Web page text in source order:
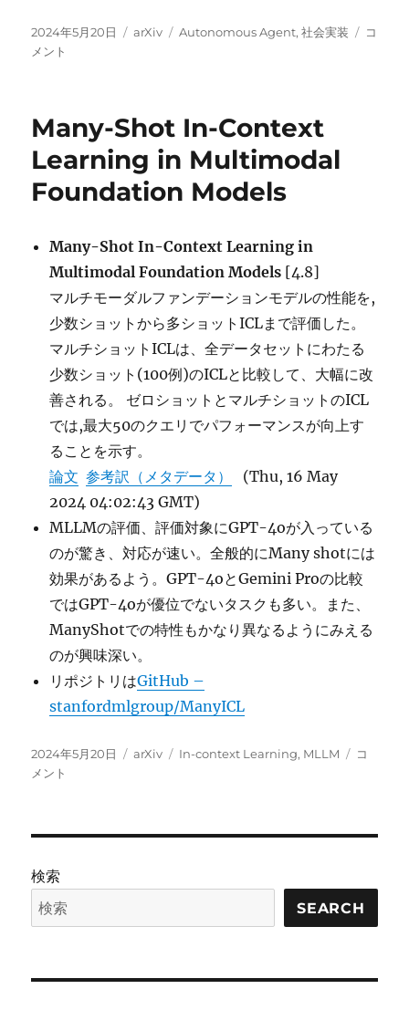
投
稿
2024年5月20日
カ
arXiv
タ
Autonomous Agent,社会実装
SGA:
コ
メント
Many-Shot In-Context
Learning in Multimodal
Foundation Models
Many-Shot In-Context Learning in
Multimodal Foundation Models [4.8]
マルチモーダルファンデーションモデルの性能を,
少数ショットから多ショットICLまで評価した。
マルチショットICLは、全データセットにわたる
少数ショット(100例)のICLと比較して、大幅に改
善される。 ゼロショットとマルチショットのICL
では,最大50のクエリでパフォーマンスが向上す
ることを示す。
論文 参考訳（メタデータ）
(Thu, 16 May
2024 04:02:43 GMT)
MLLMの評価、評価対象にGPT-4oが入っている
のが驚き、対応が速い。全般的にMany shotには
効果があるよう。GPT-4oとGemini Proの比較
ではGPT-4oが優位でないタスクも多い。また、
ManyShotでの特性もかなり異なるようにみえる
のが興味深い。
リポジトリはGitHub –
stanfordmlgroup/ManyICL
投
稿
2024年5月20日
カ
arXiv
タ
In-context Learning, MLLM
Many-
Models
に
コ
メント
検索
SEARCH